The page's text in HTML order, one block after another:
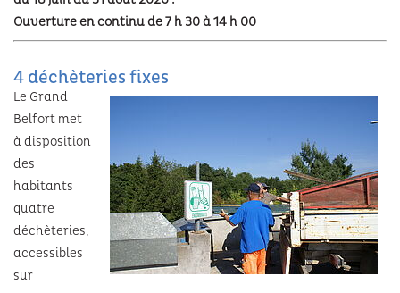
Voiries et parcs de stationnement
Les espaces naturels
Plan climat
Milieux aquatiques
Atlas de la biodiversité
Préserver le patrimoine
Les formations
La recherche
École numérique
Tourisme
Randonnées
Hébergements touristiques
CULTURE
Viadanse centre chorégraphique national
Le Grrranit scène nationale de Belfort
Théâtre de Marionnettes de Belfort
Les piscines
La patinoire
Ouverture en continu de 7 h 30 à 14 h 00
4 déchèteries fixes
Le Grand
Belfort met
à disposition
des
habitants
quatre
déchèteries,
accessibles
sur